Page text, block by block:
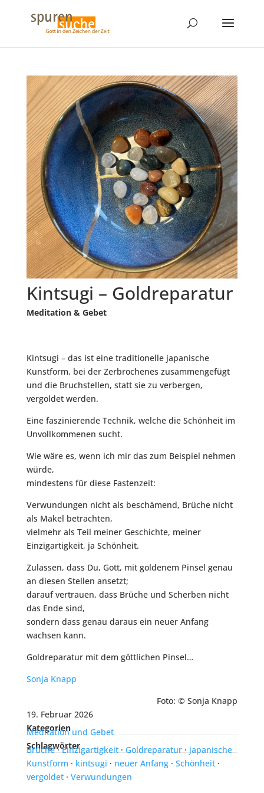
Kintsugi – Goldreparatur
Meditation & Gebet
Kintsugi – das ist eine traditionelle japanische
Kunstform, bei der Zerbrochenes zusammengefügt
und die Bruchstellen, statt sie zu verbergen,
vergoldet werden.
Eine faszinierende Technik, welche die Schönheit im
Unvollkommenen sucht.
Wie wäre es, wenn ich mir das zum Beispiel nehmen
würde,
mindestens für diese Fastenzeit:
Verwundungen nicht als beschämend, Brüche nicht
als Makel betrachten,
vielmehr als Teil meiner Geschichte, meiner
Einzigartigkeit, ja Schönheit.
Zulassen, dass Du, Gott, mit goldenem Pinsel genau
an diesen Stellen ansetzt;
darauf vertrauen, dass Brüche und Scherben nicht
das Ende sind,
sondern dass genau daraus ein neuer Anfang
wachsen kann.
Goldreparatur mit dem göttlichen Pinsel…
Sonja Knapp
Foto:©Sonja Knapp
19. Februar 2026
Kategorien
Meditation und Gebet
Schlagwörter
Brüche·Einzigartigkeit·Goldreparatur·japanische
Kunstform · kintsugi · neuer Anfang· Schönheit·
vergoldet· Verwundungen